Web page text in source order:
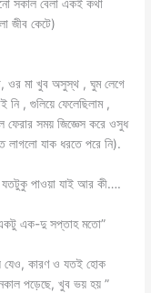
সকাল বেলা একই কথা
জীব কেটে)
ওর মা খুব অসুস্থ , ঘুম লেগে
, গুলিয়ে ফেলেছিলাম ,
ফেরার সময় জিজ্ঞেস করে ওসুধ
লাগলো যাক ধরতে পরে নি).
যতটুকু পাওয়া যাই আর কী….
একটু এক-দু সপ্তাহ মতো”
যেও, কারণ ও যতই হোক
পড়েছে, খুব ভয় হয় ”